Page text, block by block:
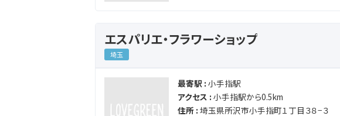
エスパリエ・フラワーショップ
埼玉
最寄駅 : 小手指駅
アクセス : 小手指駅から0.5km
住所 : 埼玉県所沢市小手指町１丁目３８−３